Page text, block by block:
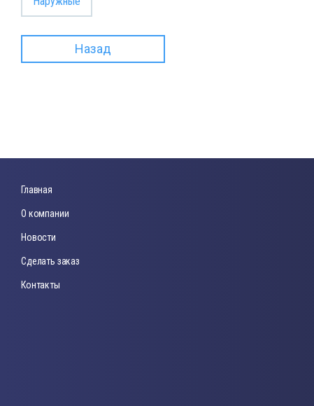
Назад
Главная
О компании
Новости
Сделать заказ
Контакты